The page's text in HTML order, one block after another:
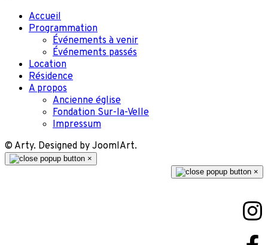
Accueil
Programmation
Événements à venir
Événements passés
Location
Résidence
A propos
Ancienne église
Fondation Sur-la-Velle
Impressum
© Arty. Designed by JoomlArt.
×
×